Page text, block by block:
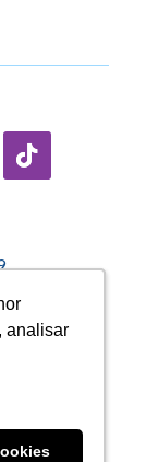
analisar
analisar
de